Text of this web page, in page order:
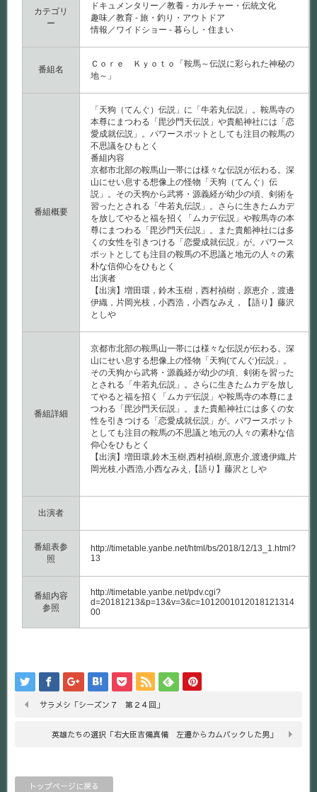
カテゴリ
ー
ドキュメンタリー／教養 - カルチャー・伝統文化
趣味／教育 - 旅・釣り・アウトドア
情報／ワイドショー - 暮らし・住まい
番組名
Ｃｏｒｅ Ｋｙｏｔｏ「鞍馬～伝説に彩られた神秘の
地～」
番組概要
「天狗（てんぐ）伝説」に「牛若丸伝説」。鞍馬寺の
本尊にまつわる「毘沙門天伝説」や貴船神社には「恋
愛成就伝説」。パワースポットとしても注目の鞍馬の
不思議をひもとく
番組内容
京都市北部の鞍馬山一帯には様々な伝説が伝わる。深
山にせい息する想像上の怪物「天狗（てんぐ）伝
説」。その天狗から武将・源義経が幼少の頃、剣術を
習ったとされる「牛若丸伝説」。さらに生きたムカデ
を放してやると福を招く「ムカデ伝説」や鞍馬寺の本
尊にまつわる「毘沙門天伝説」。また貴船神社には多
くの女性を引きつける「恋愛成就伝説」が。パワース
ポットとしても注目の鞍馬の不思議と地元の人々の素
朴な信仰心をひもとく
出演者
【出演】増田環，鈴木玉樹，西村禎樹，原恵介，渡邊
伊織，片岡光枝，小西浩，小西なみえ，【語り】藤沢
としや
番組詳細
京都市北部の鞍馬山一帯には様々な伝説が伝わる。深
山にせい息する想像上の怪物「天狗(てんぐ)伝説」。
その天狗から武将・源義経が幼少の頃、剣術を習った
とされる「牛若丸伝説」。さらに生きたムカデを放し
てやると福を招く「ムカデ伝説」や鞍馬寺の本尊にま
つわる「毘沙門天伝説」。また貴船神社には多くの女
性を引きつける「恋愛成就伝説」が。パワースポット
としても注目の鞍馬の不思議と地元の人々の素朴な信
仰心をひもとく
【出演】増田環,鈴木玉樹,西村禎樹,原恵介,渡邊伊織,片
岡光枝,小西浩,小西なみえ,【語り】藤沢としや
出演者
番組表参
照
http://timetable.yanbe.net/html/bs/2018/12/13_1.html?
13
番組内容
参照
http://timetable.yanbe.net/pdv.cgi?
d=20181213&p=13&v=3&c=1012001012018121314
00
サラメシ「シーズン７ 第２４回」
英雄たちの選択「右大臣吉備真備 左遷からカムバックした男」
トップページに戻る